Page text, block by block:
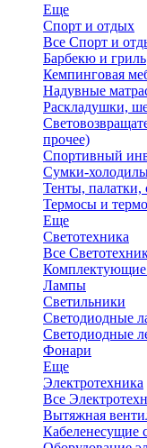
Еще
Спорт и отдых
Все Спорт и
Барбекю и гриль
Кемпинговая
Надувные
Раскладушки,
прочее)
Спортивный
Сумки-
Тенты, палатки,
Термосы и
Еще
Светотехника
Все
Комплектующие
Лампы
Светильники
Светодиодные
Светодиодные
Фонари
Еще
Электротехника
Все
Вытяжная